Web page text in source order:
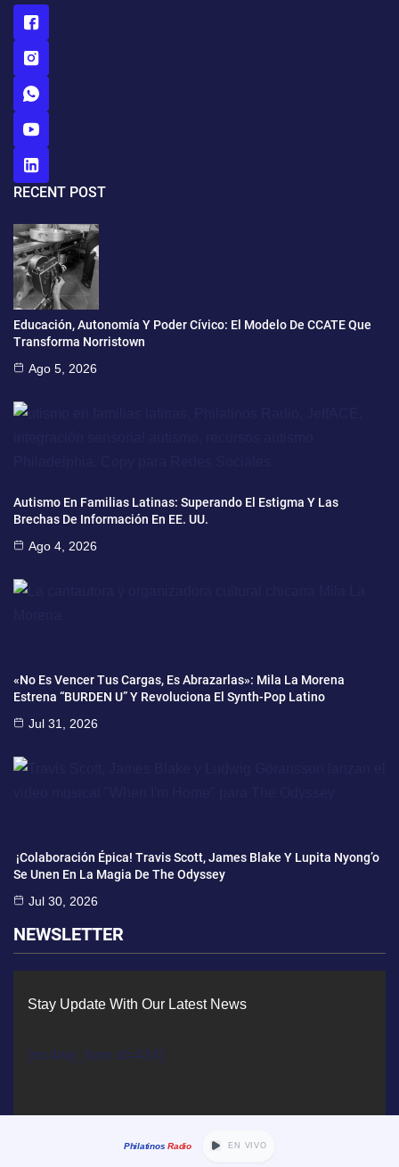
RECENT POST
Educación, Autonomía Y Poder Cívico: El Modelo De CCATE Que
Transforma Norristown
Ago 5, 2026
Autismo En Familias Latinas: Superando El Estigma Y Las
Brechas De Información En EE. UU.
Ago 4, 2026
«No Es Vencer Tus Cargas, Es Abrazarlas»: Mila La Morena
Estrena “BURDEN U” Y Revoluciona El Synth-Pop Latino
Jul 31, 2026
¡Colaboración Épica! Travis Scott, James Blake Y Lupita Nyong’o
Se Unen En La Magia De The Odyssey
Jul 30, 2026
NEWSLETTER
Stay Update With Our Latest News
[mc4wp_form id=434]
Philatinos Radio EN VIVO